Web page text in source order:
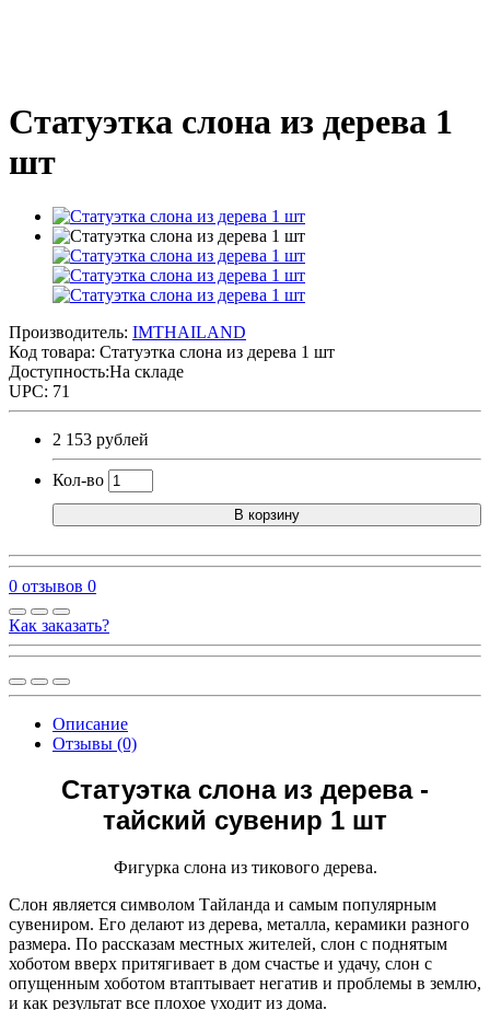
Статуэтка слона из дерева 1
шт
Производитель: IMTHAILAND
Код товара: Статуэтка слона из дерева 1 шт
Доступность:На складе
UPC: 71
2 153 рублей
Кол-во
В корзину
0 отзывов 0
Как заказать?
Описание
Отзывы (0)
Статуэтка слона из дерева -
тайский сувенир 1 шт
Фигурка слона из тикового дерева.
Слон является символом Тайланда и самым популярным
сувениром. Его делают из дерева, металла, керамики разного
размера. По рассказам местных жителей, слон с поднятым
хоботом вверх притягивает в дом счастье и удачу, слон с
опущенным хоботом втаптывает негатив и проблемы в землю,
и как результат все плохое уходит из дома.